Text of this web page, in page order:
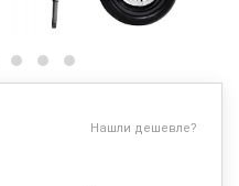
Нашли дешевле?